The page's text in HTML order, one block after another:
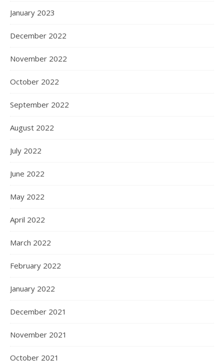
January 2023
December 2022
November 2022
October 2022
September 2022
August 2022
July 2022
June 2022
May 2022
April 2022
March 2022
February 2022
January 2022
December 2021
November 2021
October 2021